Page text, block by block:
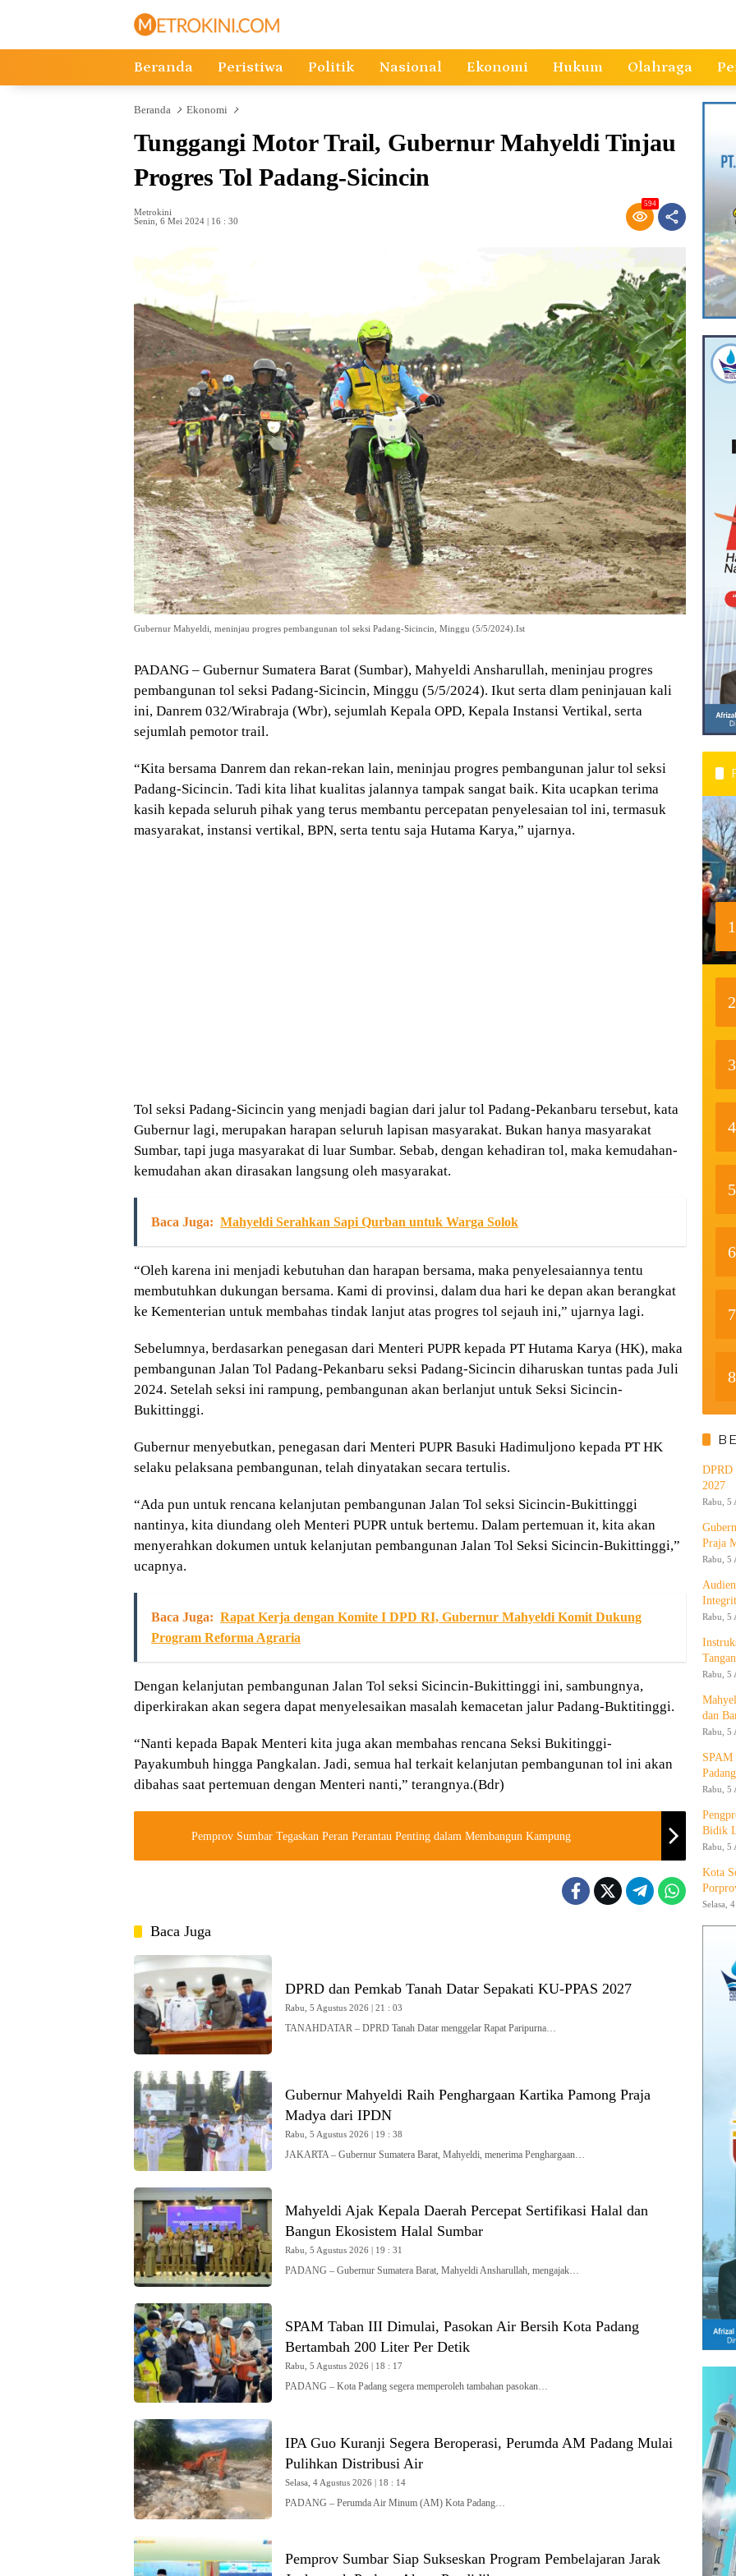
Beranda Peristiwa Politik Nasional Ekonomi Hukum Olahraga
Beranda Ekonomi
Tunggangi Motor Trail, Gubernur Mahyeldi Tinjau
Progres Tol Padang-Sicincin
Metrokini
Senin, 6 Mei 2024 | 16 : 30
594
Gubernur Mahyeldi, meninjau progres pembangunan tol seksi Padang-Sicincin, Minggu (5/5/2024).Ist
PADANG – Gubernur Sumatera Barat (Sumbar), Mahyeldi Ansharullah, meninjau progres
pembangunan tol seksi Padang-Sicincin, Minggu (5/5/2024). Ikut serta dlam peninjauan kali
ini, Danrem 032/Wirabraja (Wbr), sejumlah Kepala OPD, Kepala Instansi Vertikal, serta
sejumlah pemotor trail.
“Kita bersama Danrem dan rekan-rekan lain, meninjau progres pembangunan jalur tol seksi
Padang-Sicincin. Tadi kita lihat kualitas jalannya tampak sangat baik. Kita ucapkan terima
kasih kepada seluruh pihak yang terus membantu percepatan penyelesaian tol ini, termasuk
masyarakat, instansi vertikal, BPN, serta tentu saja Hutama Karya,” ujarnya.
Tol seksi Padang-Sicincin yang menjadi bagian dari jalur tol Padang-Pekanbaru tersebut, kata
Gubernur lagi, merupakan harapan seluruh lapisan masyarakat. Bukan hanya masyarakat
Sumbar, tapi juga masyarakat di luar Sumbar. Sebab, dengan kehadiran tol, maka kemudahan-
kemudahan akan dirasakan langsung oleh masyarakat.
Baca Juga: Mahyeldi Serahkan Sapi Qurban untuk Warga Solok
“Oleh karena ini menjadi kebutuhan dan harapan bersama, maka penyelesaiannya tentu
membutuhkan dukungan bersama. Kami di provinsi, dalam dua hari ke depan akan berangkat
ke Kementerian untuk membahas tindak lanjut atas progres tol sejauh ini,” ujarnya lagi.
Sebelumnya, berdasarkan penegasan dari Menteri PUPR kepada PT Hutama Karya (HK), maka
pembangunan Jalan Tol Padang-Pekanbaru seksi Padang-Sicincin diharuskan tuntas pada Juli
2024. Setelah seksi ini rampung, pembangunan akan berlanjut untuk Seksi Sicincin-
Bukittinggi.
Gubernur menyebutkan, penegasan dari Menteri PUPR Basuki Hadimuljono kepada PT HK
selaku pelaksana pembangunan, telah dinyatakan secara tertulis.
“Ada pun untuk rencana kelanjutan pembangunan Jalan Tol seksi Sicincin-Bukittinggi
nantinya, kita diundang oleh Menteri PUPR untuk bertemu. Dalam pertemuan it, kita akan
menyerahkan dokumen untuk kelanjutan pembangunan Jalan Tol Seksi Sicincin-Bukittinggi,”
ucapnya.
Baca Juga: Rapat Kerja dengan Komite I DPD RI, Gubernur Mahyeldi Komit Dukung
Program Reforma Agraria
Dengan kelanjutan pembangunan Jalan Tol seksi Sicincin-Bukittinggi ini, sambungnya,
diperkirakan akan segera dapat menyelesaikan masalah kemacetan jalur Padang-Buktitinggi.
“Nanti kepada Bapak Menteri kita juga akan membahas rencana Seksi Bukitinggi-
Payakumbuh hingga Pangkalan. Jadi, semua hal terkait kelanjutan pembangunan tol ini akan
dibahas saat pertemuan dengan Menteri nanti,” terangnya.(Bdr)
Pemprov Sumbar Tegaskan Peran Perantau Penting dalam Membangun Kampung
Baca Juga
DPRD dan Pemkab Tanah Datar Sepakati KU-PPAS 2027
Rabu, 5 Agustus 2026 | 21 : 03
TANAHDATAR – DPRD Tanah Datar menggelar Rapat Paripurna…
Gubernur Mahyeldi Raih Penghargaan Kartika Pamong Praja
Madya dari IPDN
Rabu, 5 Agustus 2026 | 19 : 38
JAKARTA – Gubernur Sumatera Barat, Mahyeldi, menerima Penghargaan…
Mahyeldi Ajak Kepala Daerah Percepat Sertifikasi Halal dan
Bangun Ekosistem Halal Sumbar
Rabu, 5 Agustus 2026 | 19 : 31
PADANG – Gubernur Sumatera Barat, Mahyeldi Ansharullah, mengajak…
SPAM Taban III Dimulai, Pasokan Air Bersih Kota Padang
Bertambah 200 Liter Per Detik
Rabu, 5 Agustus 2026 | 18 : 17
PADANG – Kota Padang segera memperoleh tambahan pasokan…
IPA Guo Kuranji Segera Beroperasi, Perumda AM Padang Mulai
Pulihkan Distribusi Air
Selasa, 4 Agustus 2026 | 18 : 14
PADANG – Perumda Air Minum (AM) Kota Padang…
Pemprov Sumbar Siap Sukseskan Program Pembelajaran Jarak
1
2
3
4
5
6
7
8
DPRD
2027
Rabu, 5
Praja
Rabu, 5
Rabu, 5
Rabu, 5
dan
Rabu, 5
Rabu, 5
Bidik
Rabu, 5
Kota
Selasa,